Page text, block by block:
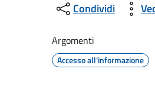
Condividi
Argomenti
Accesso all'informazione